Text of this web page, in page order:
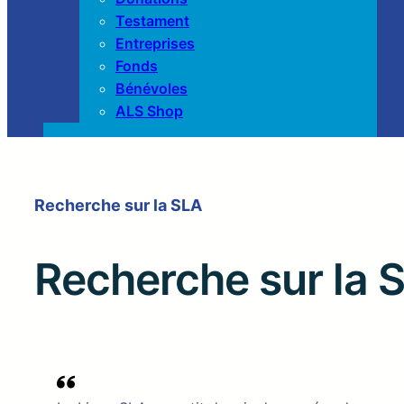
Testament
Entreprises
Fonds
Bénévoles
ALS Shop
Recherche sur la SLA
Recherche sur la